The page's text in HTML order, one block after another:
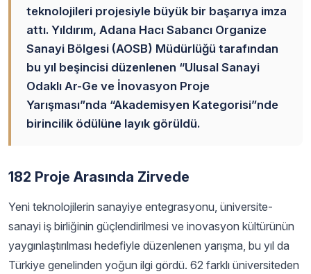
teknolojileri projesiyle büyük bir başarıya imza
attı. Yıldırım, Adana Hacı Sabancı Organize
Sanayi Bölgesi (AOSB) Müdürlüğü tarafından
bu yıl beşincisi düzenlenen “Ulusal Sanayi
Odaklı Ar-Ge ve İnovasyon Proje
Yarışması”nda “Akademisyen Kategorisi”nde
birincilik ödülüne layık görüldü.
182 Proje Arasında Zirvede
Yeni teknolojilerin sanayiye entegrasyonu, üniversite-
sanayi iş birliğinin güçlendirilmesi ve inovasyon kültürünün
yaygınlaştırılması hedefiyle düzenlenen yarışma, bu yıl da
Türkiye genelinden yoğun ilgi gördü. 62 farklı üniversiteden